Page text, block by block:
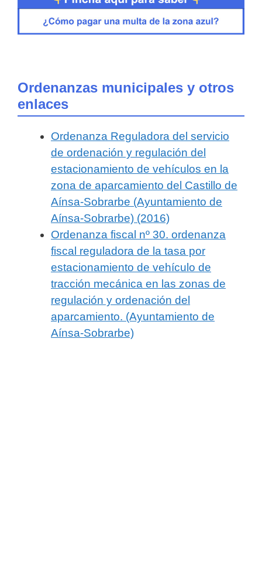
Ordenanzas municipales y otros
enlaces
Ordenanza Reguladora del servicio
de ordenación y regulación del
estacionamiento de vehículos en la
zona de aparcamiento del Castillo de
Aínsa-Sobrarbe (Ayuntamiento de
Aínsa-Sobrarbe) (2016)
Ordenanza fiscal nº 30. ordenanza
fiscal reguladora de la tasa por
estacionamiento de vehículo de
tracción mecánica en las zonas de
regulación y ordenación del
aparcamiento. (Ayuntamiento de
Aínsa-Sobrarbe)